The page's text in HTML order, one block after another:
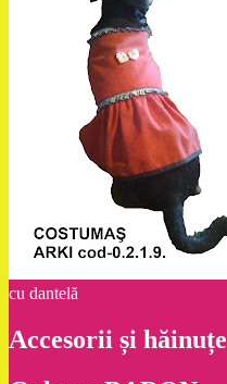
cu dantelă
Accesorii și hăinuțe